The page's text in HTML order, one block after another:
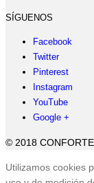
SÍGUENOS
Facebook
Twitter
Pinterest
Instagram
YouTube
Google +
© 2018
IrUtilizamos cookies